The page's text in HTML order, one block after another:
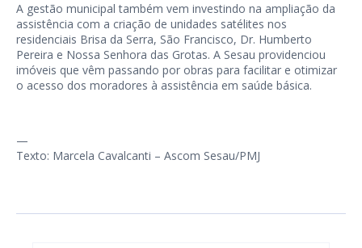
A gestão municipal também vem investindo na ampliação da
assistência com a criação de unidades satélites nos
residenciais Brisa da Serra, São Francisco, Dr. Humberto
Pereira e Nossa Senhora das Grotas. A Sesau providenciou
imóveis que vêm passando por obras para facilitar e otimizar
o acesso dos moradores à assistência em saúde básica.
—
Texto: Marcela Cavalcanti – Ascom Sesau/PMJ